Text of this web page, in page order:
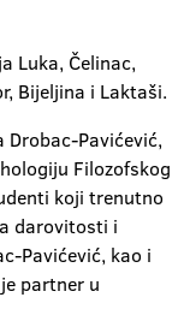
Luka, Čelinac,
Bijeljina i Laktaši.
Pavićević,
Filozofskog
koji trenutno
darovitosti i
Pavićević, kao i
partner u